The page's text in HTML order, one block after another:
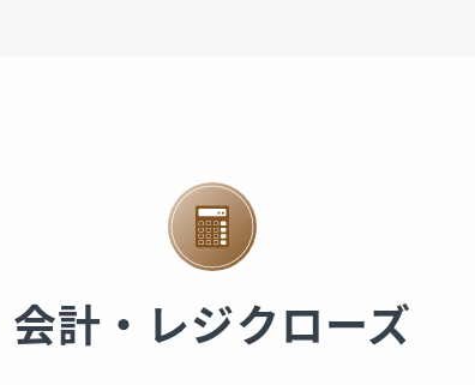
会計・レジクローズ